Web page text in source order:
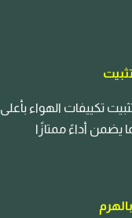
تكييفات الهواء بأعلى
يضمن أداءً ممتازًا